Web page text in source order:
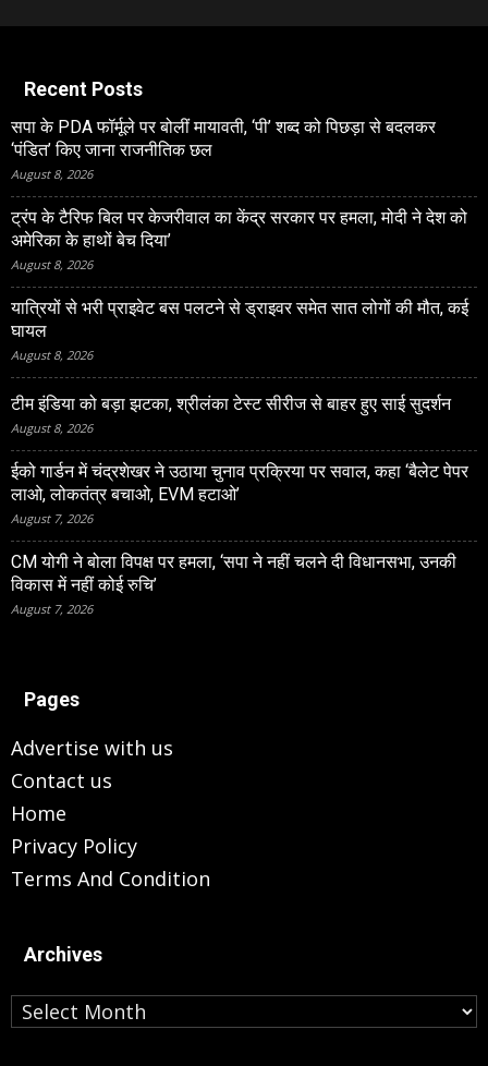
Recent Posts
सपा के PDA फॉर्मूले पर बोलीं मायावती, ‘पी’ शब्द को पिछड़ा से बदलकर
‘पंडित’ किए जाना राजनीतिक छल
August 8, 2026
ट्रंप के टैरिफ बिल पर केजरीवाल का केंद्र सरकार पर हमला, मोदी ने देश को
अमेरिका के हाथों बेच दिया’
August 8, 2026
यात्रियों से भरी प्राइवेट बस पलटने से ड्राइवर समेत सात लोगों की मौत, कई
घायल
August 8, 2026
टीम इंडिया को बड़ा झटका, श्रीलंका टेस्ट सीरीज से बाहर हुए साई सुदर्शन
August 8, 2026
ईको गार्डन में चंद्रशेखर ने उठाया चुनाव प्रक्रिया पर सवाल, कहा ‘बैलेट पेपर
लाओ, लोकतंत्र बचाओ, EVM हटाओ’
August 7, 2026
CM योगी ने बोला विपक्ष पर हमला, ‘सपा ने नहीं चलने दी विधानसभा, उनकी
विकास में नहीं कोई रुचि’
August 7, 2026
Pages
Advertise with us
Contact us
Home
Privacy Policy
Terms And Condition
Archives
Archives